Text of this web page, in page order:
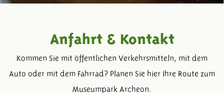
Anfahrt & Kontakt
Kommen Sie mit öffentlichen Verkehrsmitteln, mit dem
Auto oder mit dem Fahrrad? Planen Sie hier Ihre Route zum
Museumpark Archeon.